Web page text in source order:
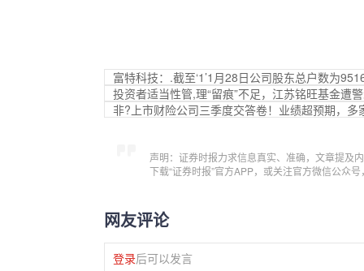
富特科技：.截至‘1’1月28日公司股东总户数为
投资者适当性管,理“留痕”不足，江苏铭旺基金遭
非?上市财险公司三季度交答卷！业绩超预期，多
声明：证券时报力求信息真实、准确，文章提及
下载“证券时报”官方APP，或关注官方微信公众
网友评论
登录后可以发言